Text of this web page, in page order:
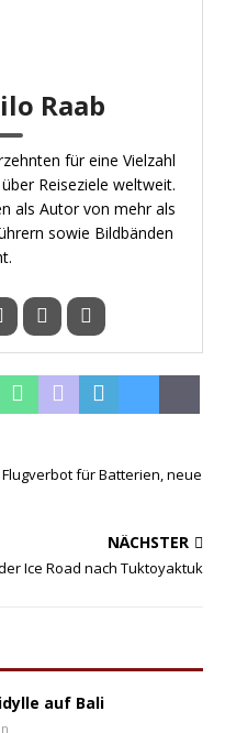
Raab
für eine Vielzahl
Reiseziele weltweit.
als Autor von mehr als
sowie Bildbänden
für Batterien, neue
NÄCHSTER
Ice Road nach Tuktoyaktuk
auf Bali